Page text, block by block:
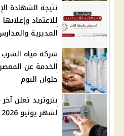
نتيجة الشهادة
للاعتماد
المديرية
شركة مياه
الخدمة عن
حلوان اليوم
بتروتريد تعلن
لشهر يونيو 2026 إلكترونيًا